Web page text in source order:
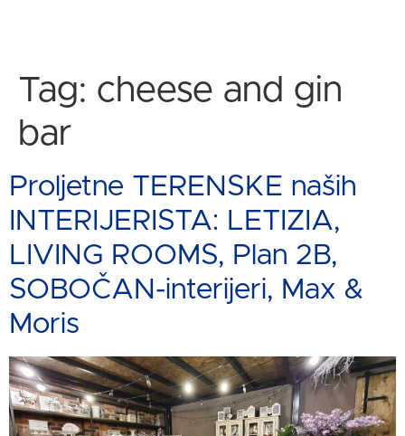
Tag: cheese and gin
bar
Proljetne TERENSKE naših
INTERIJERISTA: LETIZIA,
LIVING ROOMS, Plan 2B,
SOBOČAN-interijeri, Max &
Moris